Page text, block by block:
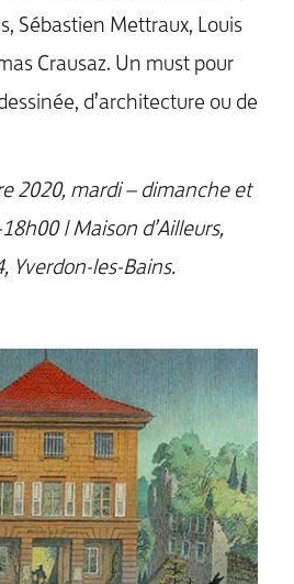
Sébastien Mettraux, Louis
Crausaz. Un must pour
d’architecture ou de
2020, mardi – dimanche et
| Maison d’Ailleurs,
Yverdon-les-Bains.